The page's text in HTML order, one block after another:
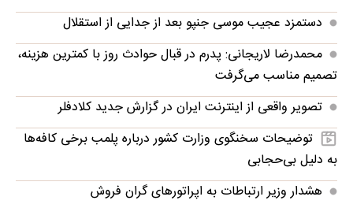
دستمزد عجیب موسی جنپو بعد از جدایی از استقلال
محمدرضا لاریجانی: پدرم در قبال حوادث روز با کمترین هزینه،
تصمیم مناسب می‌گرفت
تصویر واقعی از اینترنت ایران در گزارش جدید کلادفلر
توضیحات سخنگوی وزارت کشور درباره پلمب برخی کافه‌ها
به دلیل بی‌حجابی
هشدار وزیر ارتباطات به اپراتورهای گران فروش